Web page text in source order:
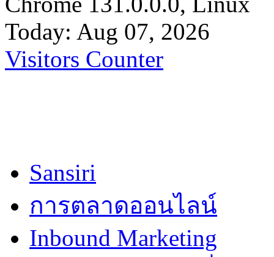
Today: Aug 07, 2026
Visitors Counter
Sansiri
การตลาดออนไลน์
Inbound Marketing